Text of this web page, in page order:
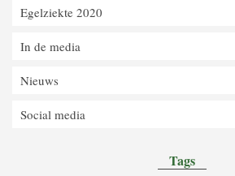
Egelziekte 2020
In de media
Nieuws
Social media
Tags